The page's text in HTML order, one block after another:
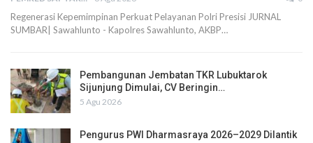
Regenerasi Kepemimpinan Perkuat Pelayanan Polri Presisi JURNAL
SUMBAR| Sawahlunto - Kapolres Sawahlunto, AKBP…
Pembangunan Jembatan TKR Lubuktarok
Sijunjung Dimulai, CV Beringin…
5 Agu 2026
Pengurus PWI Dharmasraya 2026–2029 Dilantik